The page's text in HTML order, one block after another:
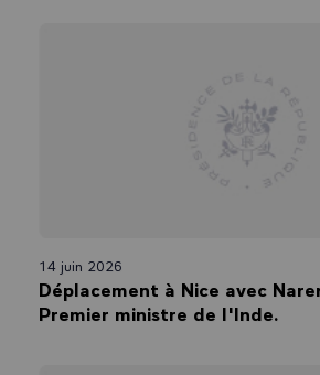
14 juin 2026
Déplacement à Nice avec
Premier ministre de l'Inde.